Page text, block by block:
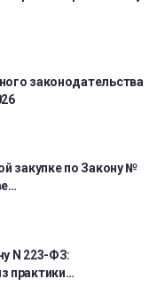
законодательства
закупке по Закону №
N 223-ФЗ:
практики…